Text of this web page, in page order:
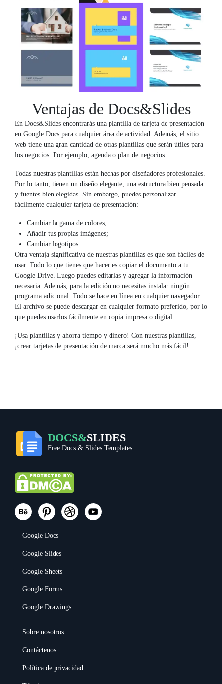
Ventajas de Docs&Slides
En Docs&Slides encontrarás una plantilla de tarjeta de presentación
en Google Docs para cualquier área de actividad. Además, el sitio
web tiene una gran cantidad de otras plantillas que serán útiles para
los negocios. Por ejemplo, agenda o plan de negocios.
Todas nuestras plantillas están hechas por diseñadores profesionales.
Por lo tanto, tienen un diseño elegante, una estructura bien pensada
y fuentes bien elegidas. Sin embargo, puedes personalizar
fácilmente cualquier tarjeta de presentación:
Cambiar la gama de colores;
Añadir tus propias imágenes;
Cambiar logotipos.
Otra ventaja significativa de nuestras plantillas es que son fáciles de
usar. Todo lo que tienes que hacer es copiar el documento a tu
Google Drive. Luego puedes editarlas y agregar la información
necesaria. Además, para la edición no necesitas instalar ningún
programa adicional. Todo se hace en línea en cualquier navegador.
El archivo se puede descargar en cualquier formato preferido, por lo
que puedes usarlos fácilmente en copia impresa o digital.
¡Usa plantillas y ahorra tiempo y dinero! Con nuestras plantillas,
¡crear tarjetas de presentación de marca será mucho más fácil!
DOCS&SLIDES
Free Docs & Slides Templates
Google Docs
Google Slides
Google Sheets
Google Forms
Google Drawings
Sobre nosotros
Contáctenos
Política de privacidad